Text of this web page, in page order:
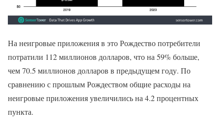
На неигровые приложения в это Рождество потребители
потратили 112 миллионов долларов, что на 59% больше,
чем 70.5 миллионов долларов в предыдущем году. По
сравнению с прошлым Рождеством общие расходы на
неигровые приложения увеличились на 4.2 процентных
пункта.